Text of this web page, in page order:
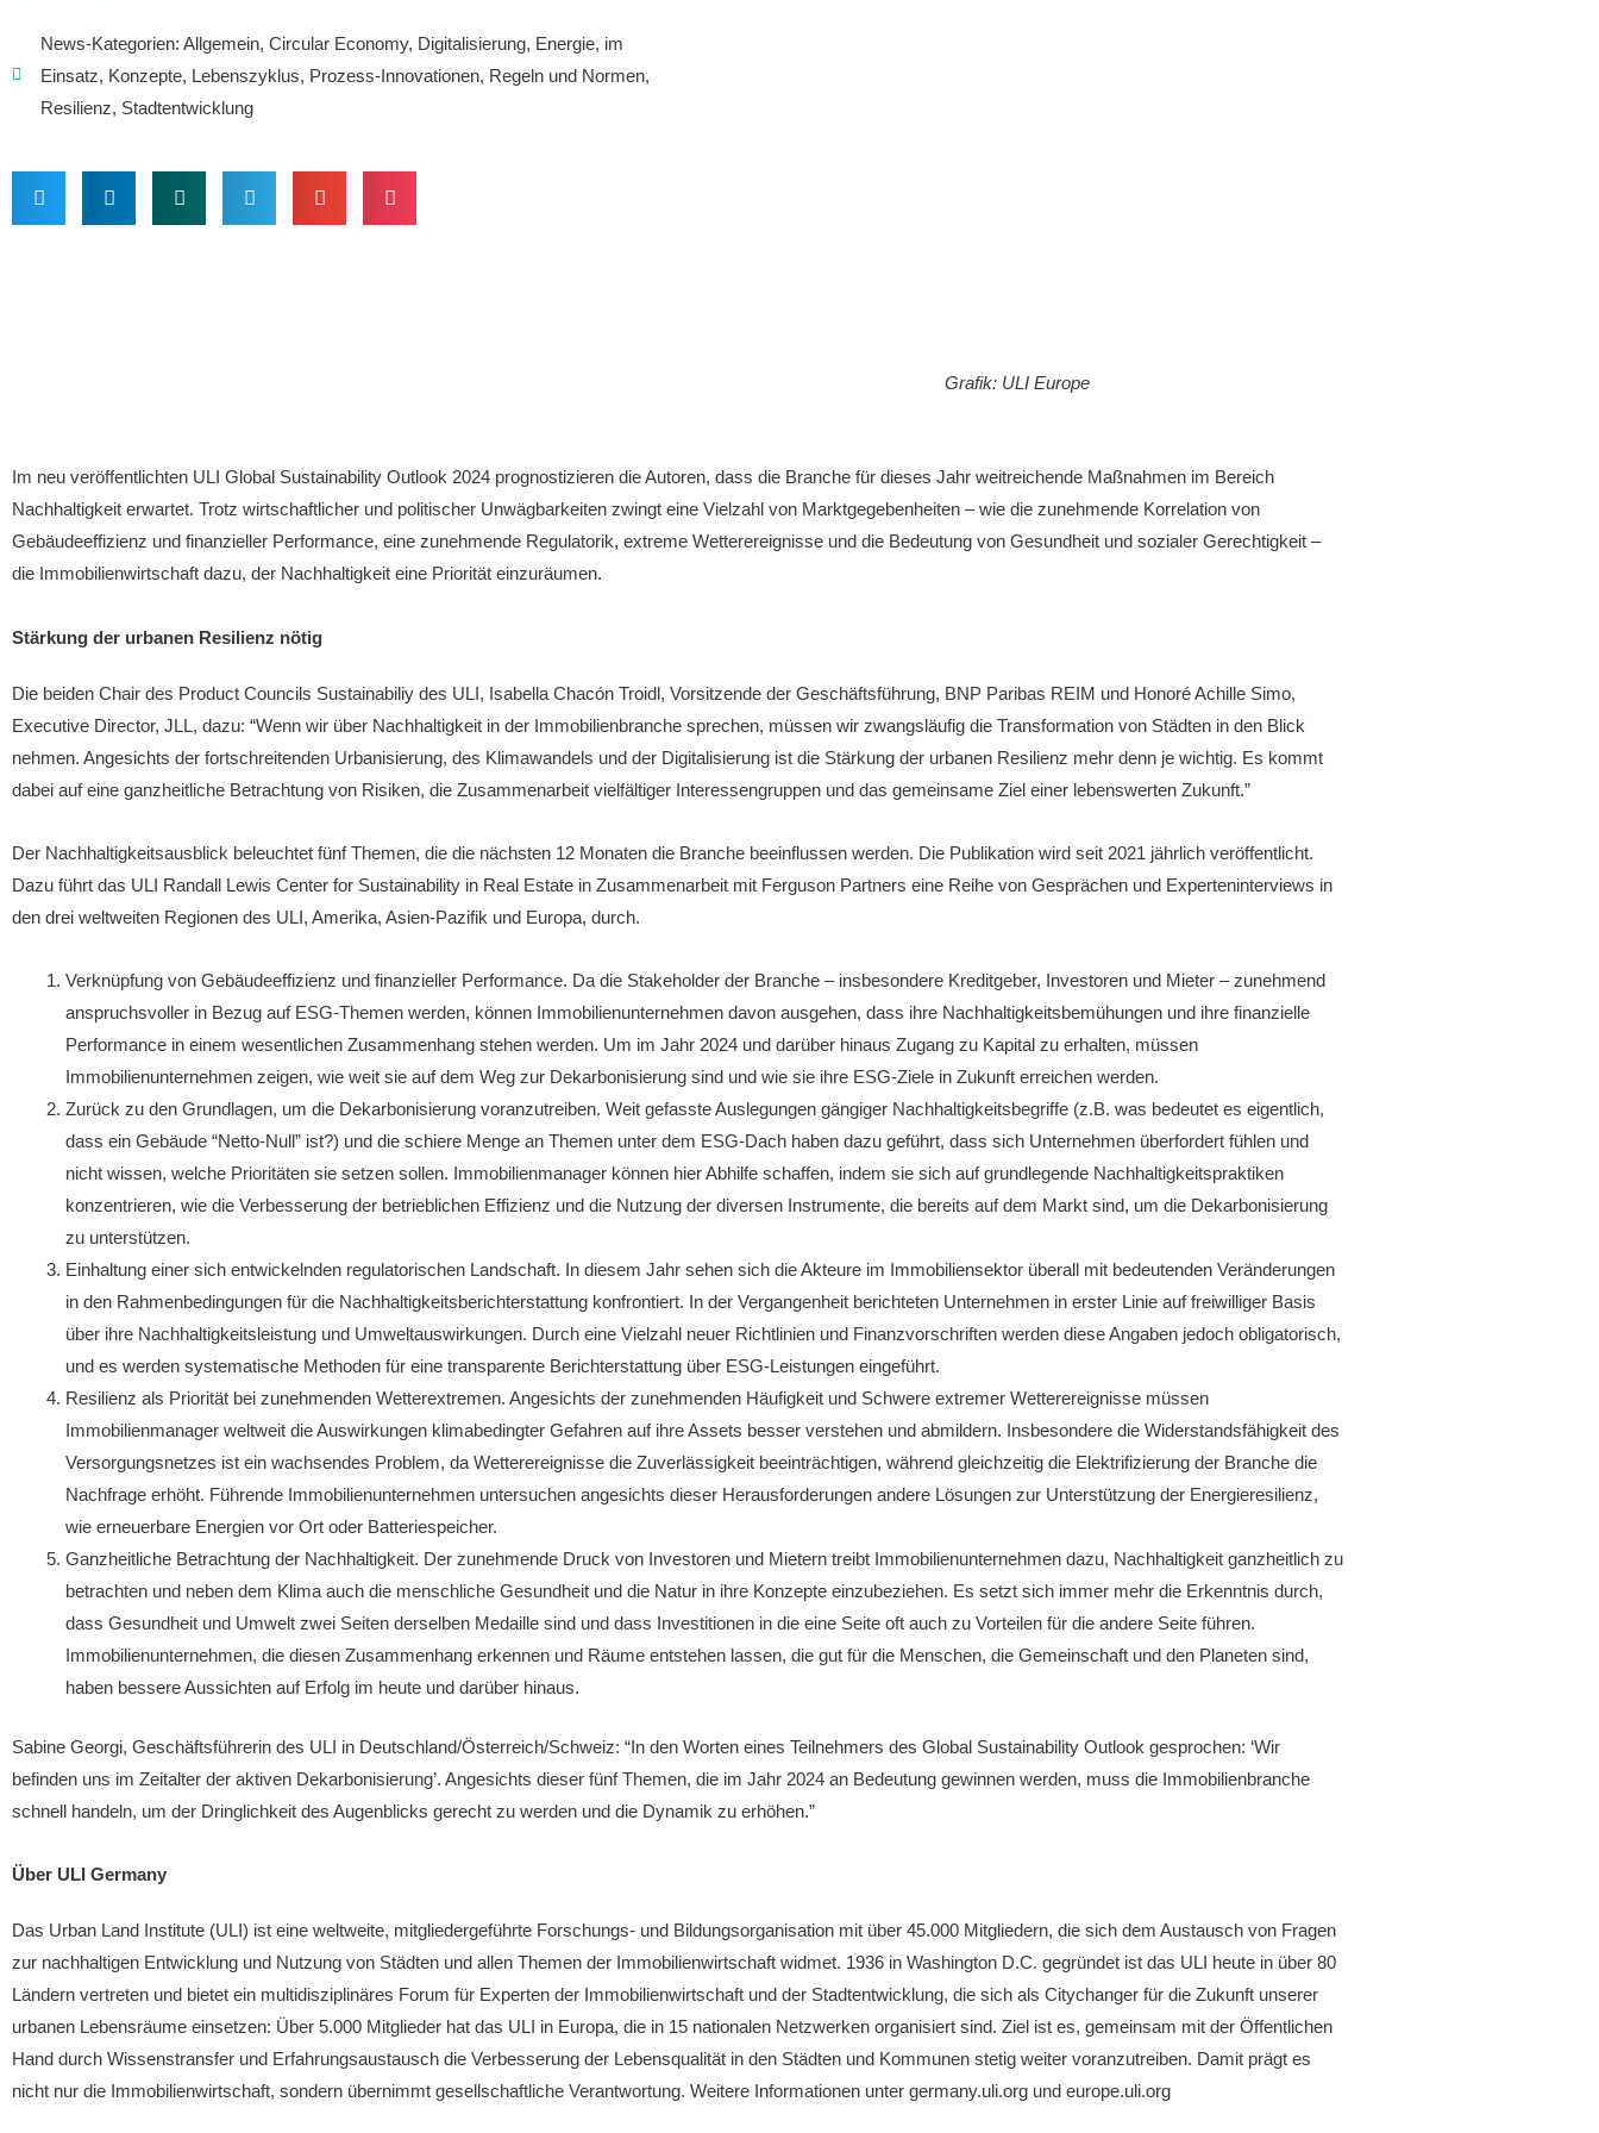
News-Kategorien: Allgemein, Circular Economy, Digitalisierung, Energie, im
Einsatz, Konzepte, Lebenszyklus, Prozess-Innovationen, Regeln und Normen,
Resilienz, Stadtentwicklung
Grafik: ULI Europe
Im neu veröffentlichten ULI Global Sustainability Outlook 2024 prognostizieren die Autoren, dass die Branche für dieses Jahr weitreichende Maßnahmen im Bereich
Nachhaltigkeit erwartet. Trotz wirtschaftlicher und politischer Unwägbarkeiten zwingt eine Vielzahl von Marktgegebenheiten – wie die zunehmende Korrelation von
Gebäudeeffizienz und finanzieller Performance, eine zunehmende Regulatorik, extreme Wetterereignisse und die Bedeutung von Gesundheit und sozialer Gerechtigkeit –
die Immobilienwirtschaft dazu, der Nachhaltigkeit eine Priorität einzuräumen.
Stärkung der urbanen Resilienz nötig
Die beiden Chair des Product Councils Sustainabiliy des ULI, Isabella Chacón Troidl, Vorsitzende der Geschäftsführung, BNP Paribas REIM und Honoré Achille Simo,
Executive Director, JLL, dazu: “Wenn wir über Nachhaltigkeit in der Immobilienbranche sprechen, müssen wir zwangsläufig die Transformation von Städten in den Blick
nehmen. Angesichts der fortschreitenden Urbanisierung, des Klimawandels und der Digitalisierung ist die Stärkung der urbanen Resilienz mehr denn je wichtig. Es kommt
dabei auf eine ganzheitliche Betrachtung von Risiken, die Zusammenarbeit vielfältiger Interessengruppen und das gemeinsame Ziel einer lebenswerten Zukunft.”
Der Nachhaltigkeitsausblick beleuchtet fünf Themen, die die nächsten 12 Monaten die Branche beeinflussen werden. Die Publikation wird seit 2021 jährlich veröffentlicht.
Dazu führt das ULI Randall Lewis Center for Sustainability in Real Estate in Zusammenarbeit mit Ferguson Partners eine Reihe von Gesprächen und Experteninterviews in
den drei weltweiten Regionen des ULI, Amerika, Asien-Pazifik und Europa, durch.
Verknüpfung von Gebäudeeffizienz und finanzieller Performance. Da die Stakeholder der Branche – insbesondere Kreditgeber, Investoren und Mieter – zunehmend
anspruchsvoller in Bezug auf ESG-Themen werden, können Immobilienunternehmen davon ausgehen, dass ihre Nachhaltigkeitsbemühungen und ihre finanzielle
Performance in einem wesentlichen Zusammenhang stehen werden. Um im Jahr 2024 und darüber hinaus Zugang zu Kapital zu erhalten, müssen
Immobilienunternehmen zeigen, wie weit sie auf dem Weg zur Dekarbonisierung sind und wie sie ihre ESG-Ziele in Zukunft erreichen werden.
Zurück zu den Grundlagen, um die Dekarbonisierung voranzutreiben. Weit gefasste Auslegungen gängiger Nachhaltigkeitsbegriffe (z.B. was bedeutet es eigentlich,
dass ein Gebäude “Netto-Null” ist?) und die schiere Menge an Themen unter dem ESG-Dach haben dazu geführt, dass sich Unternehmen überfordert fühlen und
nicht wissen, welche Prioritäten sie setzen sollen. Immobilienmanager können hier Abhilfe schaffen, indem sie sich auf grundlegende Nachhaltigkeitspraktiken
konzentrieren, wie die Verbesserung der betrieblichen Effizienz und die Nutzung der diversen Instrumente, die bereits auf dem Markt sind, um die Dekarbonisierung
zu unterstützen.
Einhaltung einer sich entwickelnden regulatorischen Landschaft. In diesem Jahr sehen sich die Akteure im Immobiliensektor überall mit bedeutenden Veränderungen
in den Rahmenbedingungen für die Nachhaltigkeitsberichterstattung konfrontiert. In der Vergangenheit berichteten Unternehmen in erster Linie auf freiwilliger Basis
über ihre Nachhaltigkeitsleistung und Umweltauswirkungen. Durch eine Vielzahl neuer Richtlinien und Finanzvorschriften werden diese Angaben jedoch obligatorisch,
und es werden systematische Methoden für eine transparente Berichterstattung über ESG-Leistungen eingeführt.
Resilienz als Priorität bei zunehmenden Wetterextremen. Angesichts der zunehmenden Häufigkeit und Schwere extremer Wetterereignisse müssen
Immobilienmanager weltweit die Auswirkungen klimabedingter Gefahren auf ihre Assets besser verstehen und abmildern. Insbesondere die Widerstandsfähigkeit des
Versorgungsnetzes ist ein wachsendes Problem, da Wetterereignisse die Zuverlässigkeit beeinträchtigen, während gleichzeitig die Elektrifizierung der Branche die
Nachfrage erhöht. Führende Immobilienunternehmen untersuchen angesichts dieser Herausforderungen andere Lösungen zur Unterstützung der Energieresilienz,
wie erneuerbare Energien vor Ort oder Batteriespeicher.
Ganzheitliche Betrachtung der Nachhaltigkeit. Der zunehmende Druck von Investoren und Mietern treibt Immobilienunternehmen dazu, Nachhaltigkeit ganzheitlich zu
betrachten und neben dem Klima auch die menschliche Gesundheit und die Natur in ihre Konzepte einzubeziehen. Es setzt sich immer mehr die Erkenntnis durch,
dass Gesundheit und Umwelt zwei Seiten derselben Medaille sind und dass Investitionen in die eine Seite oft auch zu Vorteilen für die andere Seite führen.
Immobilienunternehmen, die diesen Zusammenhang erkennen und Räume entstehen lassen, die gut für die Menschen, die Gemeinschaft und den Planeten sind,
haben bessere Aussichten auf Erfolg im heute und darüber hinaus.
Sabine Georgi, Geschäftsführerin des ULI in Deutschland/Österreich/Schweiz: “In den Worten eines Teilnehmers des Global Sustainability Outlook gesprochen: ‘Wir
befinden uns im Zeitalter der aktiven Dekarbonisierung’. Angesichts dieser fünf Themen, die im Jahr 2024 an Bedeutung gewinnen werden, muss die Immobilienbranche
schnell handeln, um der Dringlichkeit des Augenblicks gerecht zu werden und die Dynamik zu erhöhen.”
Über ULI Germany
Das Urban Land Institute (ULI) ist eine weltweite, mitgliedergeführte Forschungs- und Bildungsorganisation mit über 45.000 Mitgliedern, die sich dem Austausch von Fragen
zur nachhaltigen Entwicklung und Nutzung von Städten und allen Themen der Immobilienwirtschaft widmet. 1936 in Washington D.C. gegründet ist das ULI heute in über 80
Ländern vertreten und bietet ein multidisziplinäres Forum für Experten der Immobilienwirtschaft und der Stadtentwicklung, die sich als Citychanger für die Zukunft unserer
urbanen Lebensräume einsetzen: Über 5.000 Mitglieder hat das ULI in Europa, die in 15 nationalen Netzwerken organisiert sind. Ziel ist es, gemeinsam mit der Öffentlichen
Hand durch Wissenstransfer und Erfahrungsaustausch die Verbesserung der Lebensqualität in den Städten und Kommunen stetig weiter voranzutreiben. Damit prägt es
nicht nur die Immobilienwirtschaft, sondern übernimmt gesellschaftliche Verantwortung. Weitere Informationen unter germany.uli.org und europe.uli.org